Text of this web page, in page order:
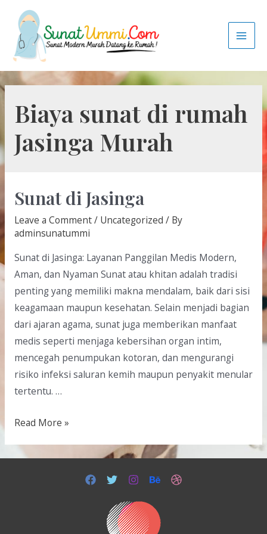
Biaya sunat di rumah
Jasinga Murah
Sunat di Jasinga
Leave a Comment/ Uncategorized / By
adminsunatummi
Sunat di Jasinga: Layanan Panggilan Medis Modern,
Aman, dan Nyaman Sunat atau khitan adalah tradisi
penting yang memiliki makna mendalam, baik dari sisi
keagamaan maupun kesehatan. Selain menjadi bagian
dari ajaran agama, sunat juga memberikan manfaat
medis seperti menjaga kebersihan organ intim,
mencegah penumpukan kotoran, dan mengurangi
risiko infeksi saluran kemih maupun penyakit menular
tertentu. …
Read More »